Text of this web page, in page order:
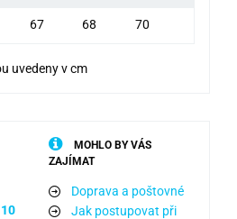
67 68 70
uvedeny v cm
MOHLO BY VÁS
ZAJÍMAT
Doprava a poštovné
Jak postupovat při